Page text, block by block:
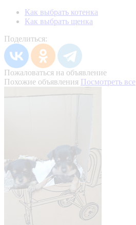
Как выбрать котенка
Как выбрать щенка
Поделиться:
Пожаловаться на объявление
Похожие объявления Посмотреть все